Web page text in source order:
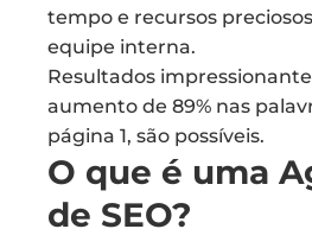
tempo e recursos
equipe interna.
Resultados
aumento de 89% nas
página 1, são possíveis.
O que é uma
de SEO?